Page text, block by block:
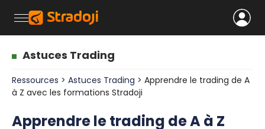
Astuces Trading
Ressources > Astuces Trading > Apprendre le trading de A
à Z avec les formations Stradoji
Apprendre le trading de A à Z